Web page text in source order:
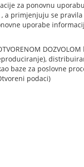
za ponovnu
a primjenjuju se
uporabe
baze za poslovne
podaci)